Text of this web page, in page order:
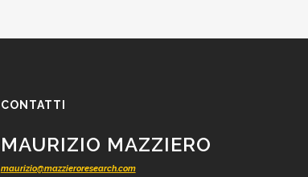
CONTATTI
MAURIZIO MAZZIERO
maurizio@mazzieroresearch.com